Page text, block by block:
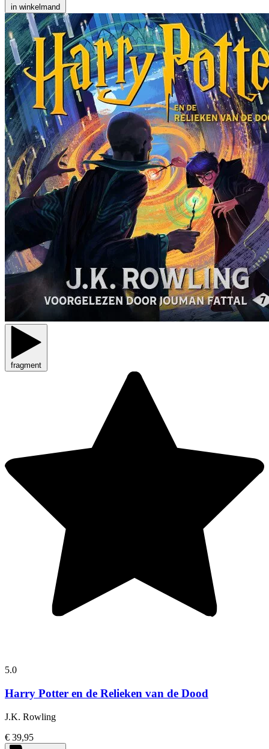
in winkelmand
fragment
5.0
Harry Potter en de Relieken van de Dood
J.K. Rowling
€ 39,95